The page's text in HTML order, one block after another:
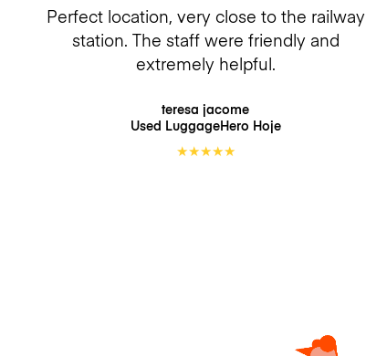
Perfect location, very close to the railway
station. The staff were friendly and
extremely helpful.
teresa jacome
Used LuggageHero Hoje
★★★★★